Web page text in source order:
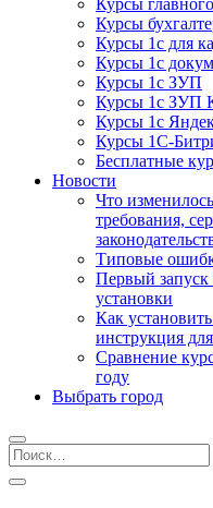
Курсы
Курсы
Курсы 1с для
Курсы 1с
Курсы 1с ЗУП
Курсы 1с ЗУП
Курсы 1с
Курсы 1С-
Бесплатные
Новости
Что
требования,
Типовые
Первый
установки
Как
инструкция
Сравнение
году
Выбрать город
Найти: